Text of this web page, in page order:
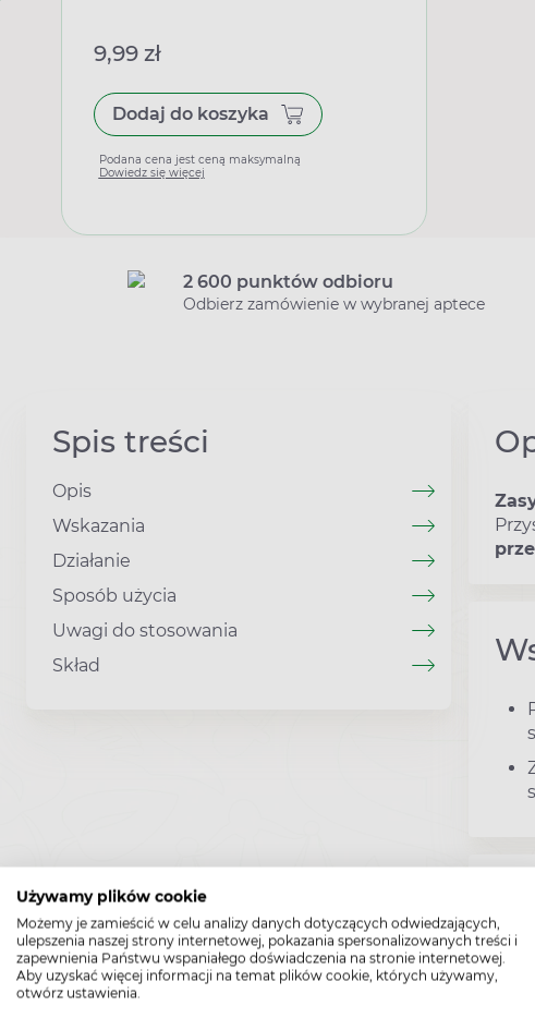
Używamy plików cookie
Możemy je zamieścić w celu analizy danych dotyczących odwiedzających,
ulepszenia naszej strony internetowej, pokazania spersonalizowanych treści i
zapewnienia Państwu wspaniałego doświadczenia na stronie internetowej.
Aby uzyskać więcej informacji na temat plików cookie, których używamy,
otwórz ustawienia.
9,99 zł
Dodaj do koszyka
Podana cena jest ceną maksymalną
Dowiedz się więcej
2 600 punktów odbioru
Odbierz zamówienie w wybranej aptece
Spis treści
Opis
Wskazania
Działanie
Sposób użycia
Uwagi do stosowania
Skład